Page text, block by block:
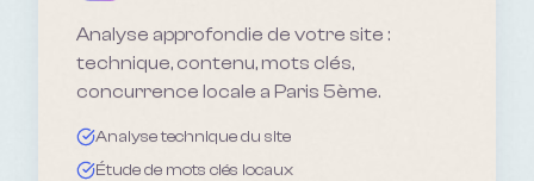
Analyse approfondie de votre site :
technique, contenu, mots clés,
concurrence locale a Paris 5ème.
Analyse technique du site
Étude de mots clés locaux